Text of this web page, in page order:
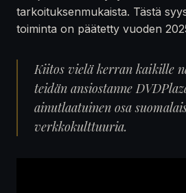
tarkoituksenmukaista. Tästä
toiminta on päätetty vuoden
Kiitos vielä kerran kaikille
teidän ansiostanne
ainutlaatuinen osa
verkkokulttuuria.